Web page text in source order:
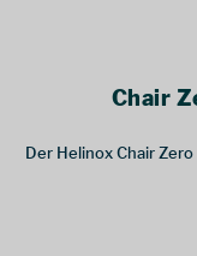
Chair
Der Helinox Chair